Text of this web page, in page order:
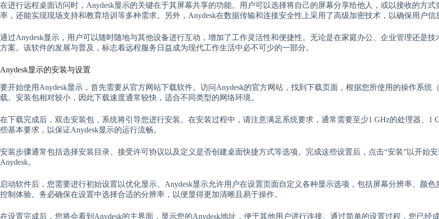
在进行远程桌面访问时，Anydesk显示的关键在于其屏幕共享的功能。用户可以选择将自己的屏幕分享给他人，或以接收的方
率，还能实现现场支持和教育培训等多种需求。另外，Anydesk在数据传输和连接安全性上采用了高级加密技术，以确保用户信
通过Anydesk显示，用户可以随时随地与其他设备进行互动，增加了工作灵活性和便捷性。无论是在家庭办公、企业管理还是
方案。该软件的发展与普及，标志着远程服务日益成为现代工作生活中必不可少的一部分。
Anydesk显示的安装与设置
要开始使用Anydesk显示，首先需要从官方网站下载软件。访问Anydesk的官方网站，找到下载页面，根据您所使用的操作系统
载。安装包相对较小，因此下载速度通常较快，适合不同类型的网络环境。
在下载完成后，双击安装包，系统将引导您进行安装。在安装过程中，请注意满足系统要求，通常需要至少1 GHz的处理器、
些基本要求，以保证Anydesk显示的运行流畅。
安装步骤通常包括选择安装目录、接受许可协议以及定义是否创建桌面快捷方式等选项。完成这些设置后，点击“安装”以开始
Anydesk。
启动软件后，您需要进行初始设置以优化显示。Anydesk显示允许用户在设置页面自定义各种显示选项，包括屏幕分辨率、颜
控制体验。务必确保在设置中选择合适的分辨率，以便显得更加清晰且易于操作。
在设置完成后，您将会看到Anydesk的主界面，显示您的Anydesk地址，便于其他用户进行连接。通过简单的设置过程，您已经